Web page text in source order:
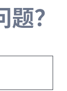
？